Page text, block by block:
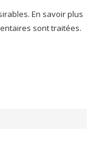
En savoir plus
sont traitées.